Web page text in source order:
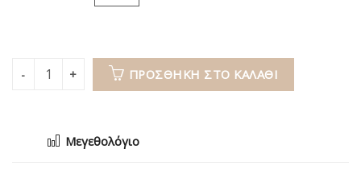
ΠΡΟΣΘΉΚΗ ΣΤΟ ΚΑΛΆΘΙ
Μεγεθολόγιο